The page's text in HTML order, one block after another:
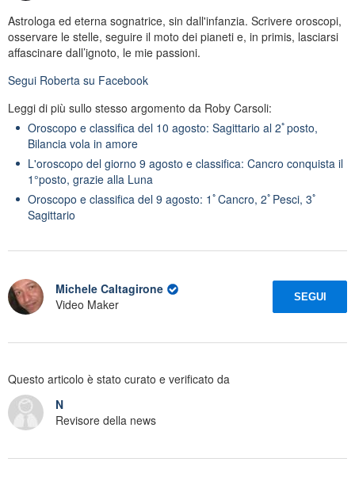
Astrologa ed eterna sognatrice, sin dall'infanzia. Scrivere oroscopi,
osservare le stelle, seguire il moto dei pianeti e, in primis, lasciarsi
affascinare dall’ignoto, le mie passioni.
Segui Roberta su Facebook
Leggi di più sullo stesso argomento da Roby Carsoli:
Oroscopo e classifica del 10 agosto: Sagittario al 2ﾟposto,
Bilancia vola in amore
L'oroscopo del giorno 9 agosto e classifica: Cancro conquista il
1°posto, grazie alla Luna
Oroscopo e classifica del 9 agosto: 1ﾟCancro, 2ﾟPesci, 3ﾟ
Sagittario
Michele Caltagirone
Video Maker
SEGUI
Questo articolo è stato curato e verificato da
N
Revisore della news